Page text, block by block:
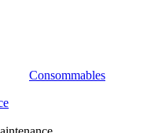
Consommables